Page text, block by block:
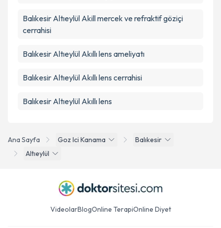
Ana Sayfa Goz Ici Kanama
Balıkesir
Altıeylül
Balıkesir Altıeylül Akill mercek ve refraktif göziçi
cerrahisi
Balıkesir Altıeylül Akıllı lens ameliyatı
Balıkesir Altıeylül Akıllı lens cerrahisi
Balıkesir Altıeylül Akıllı lens
VideolarBlogOnline TerapiOnline Diyet